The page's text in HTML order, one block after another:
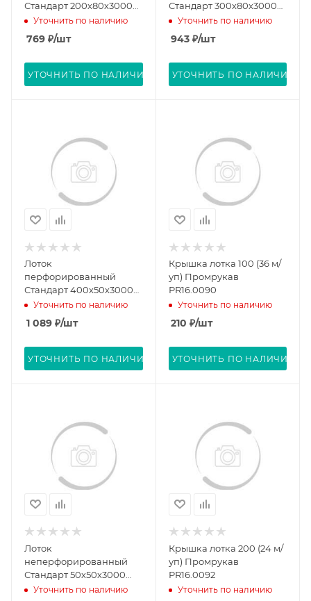
Стандарт 200х80х3000
(0,8 мм) (6 м/уп)
Промрукав PR16.0009
Уточнить по наличию
769 ₽/шт
УТОЧНИТЬ ПО НАЛИЧИЮ
Стандарт 300х80х3000
(0,8 мм) (6 м/уп)
Промрукав PR16.0012
Уточнить по наличию
943₽/шт
УТОЧНИТЬ ПО НАЛИЧИЮ
Лоток
перфорированный
Стандарт 400х50х3000
(1,0 мм) (6 м/уп)
Промрукав PR16.0014
Уточнить по наличию
1 089 ₽/шт
УТОЧНИТЬ ПО НАЛИЧИЮ
Крышка лотка 100 (36 м/
уп) Промрукав
PR16.0090
Уточнить по наличию
210 ₽/шт
УТОЧНИТЬ ПО НАЛИЧИЮ
Лоток
неперфорированный
Стандарт 50х50х3000
(0,7 мм) (36 м/уп)
Уточнить по наличию
Крышка лотка 200 (24 м/
уп) Промрукав
PR16.0092
Уточнить по наличию